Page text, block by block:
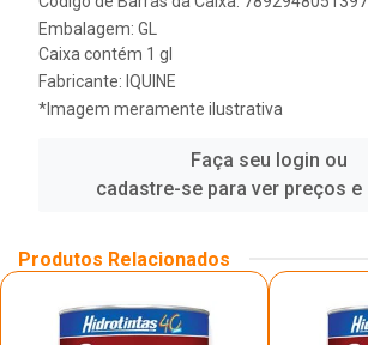
Embalagem: GL
Caixa contém 1 gl
Fabricante: IQUINE
*Imagem meramente ilustrativa
Faça seu login ou
cadastre-se para ver preços
Produtos Relacionados